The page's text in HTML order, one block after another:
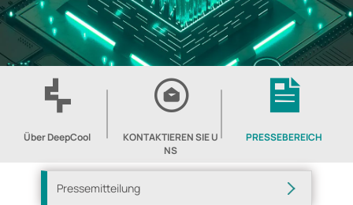
Über DeepCool
KONTAKTIEREN SIE U
NS
PRESSEBEREICH
Pressemitteilung